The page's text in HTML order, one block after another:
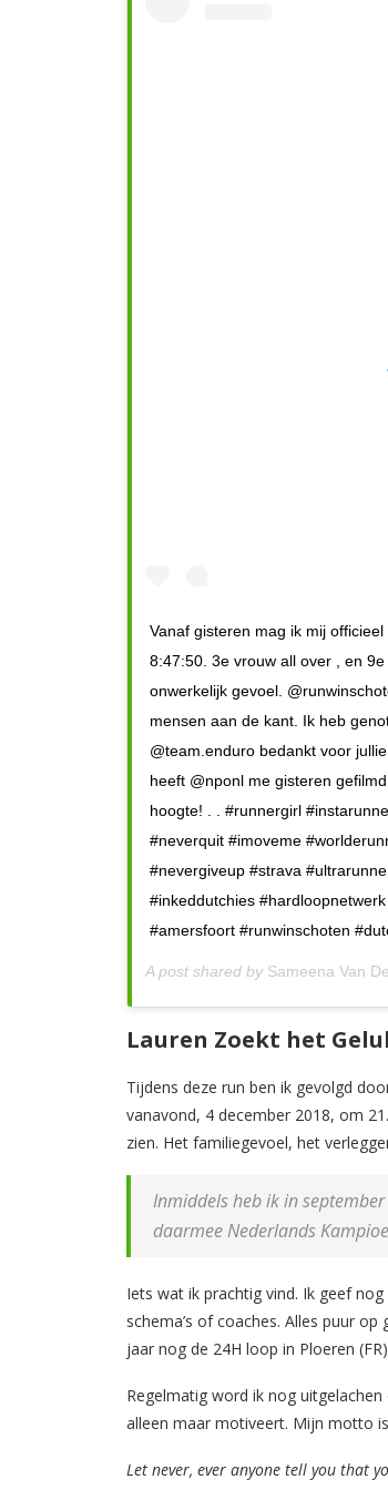
Vanaf gisteren mag ik mij
8:47:50. 3e vrouw all over , en
onwerkelijk gevoel.
mensen aan de kant. Ik heb
@team.enduro bedankt voor
heeft @nponl me gisteren
hoogte! . . #runnergirl
#neverquit #imoveme
#nevergiveup #strava
#inkeddutchies
#amersfoort #runwinschoten
A post shared by Sameena Van
Lauren Zoekt het
Tijdens deze run ben ik gevolgd
vanavond, 4 december 2018, om
zien. Het familiegevoel, het
Inmiddels heb ik in
daarmee Nederlands
Iets wat ik prachtig vind. Ik geef
schema’s of coaches. Alles puur
jaar nog de 24H loop in Ploeren
Regelmatig word ik nog
alleen maar motiveert. Mijn motto
Let never, ever anyone tell you that